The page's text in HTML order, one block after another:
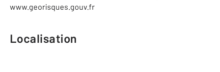
www.georisques.gouv.fr
Localisation